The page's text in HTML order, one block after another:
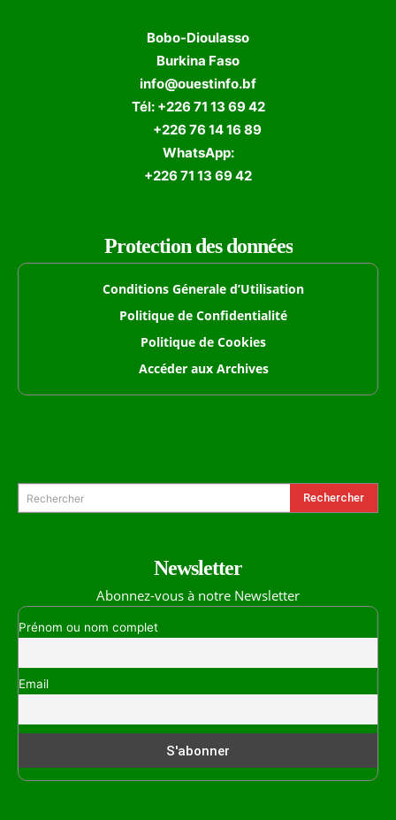
Bobo-Dioulasso
Burkina Faso
info@ouestinfo.bf
Tél: +226 71 13 69 42
+226 76 14 16 89
WhatsApp:
+226 71 13 69 42
Protection des données
Conditions Génerale d’Utilisation
Politique de Confidentialité
Politique de Cookies
Accéder aux Archives
Rechercher Rechercher
Newsletter
Abonnez-vous à notre Newsletter
Prénom ou nom complet
Email